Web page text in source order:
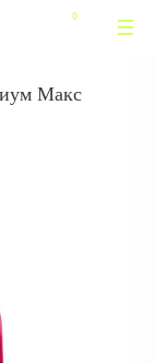
Макс